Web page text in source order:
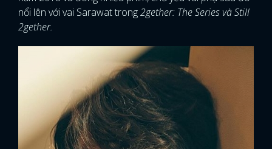
nổi lên với vai Sarawat trong2gether: The Series và Still
2gether.